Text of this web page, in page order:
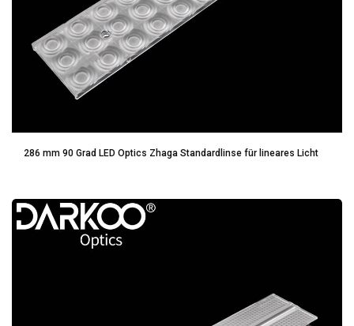
286 mm 90 Grad LED Optics Zhaga Standardlinse für lineares Licht